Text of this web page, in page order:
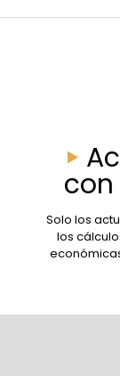
Solo los
los